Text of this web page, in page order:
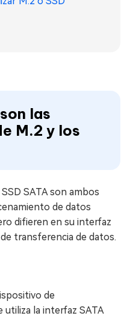
las
M.2 y los
SATA son ambos
de datos
difieren en su interfaz
transferencia de datos.
de
utiliza la interfaz SATA